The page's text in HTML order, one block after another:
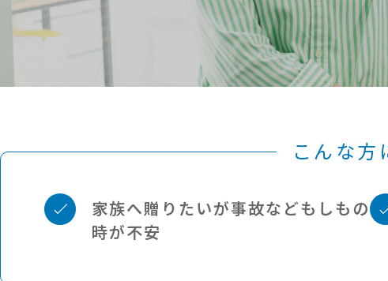
こんな方
家族へ贈りたいが事故などもしもの
時が不安